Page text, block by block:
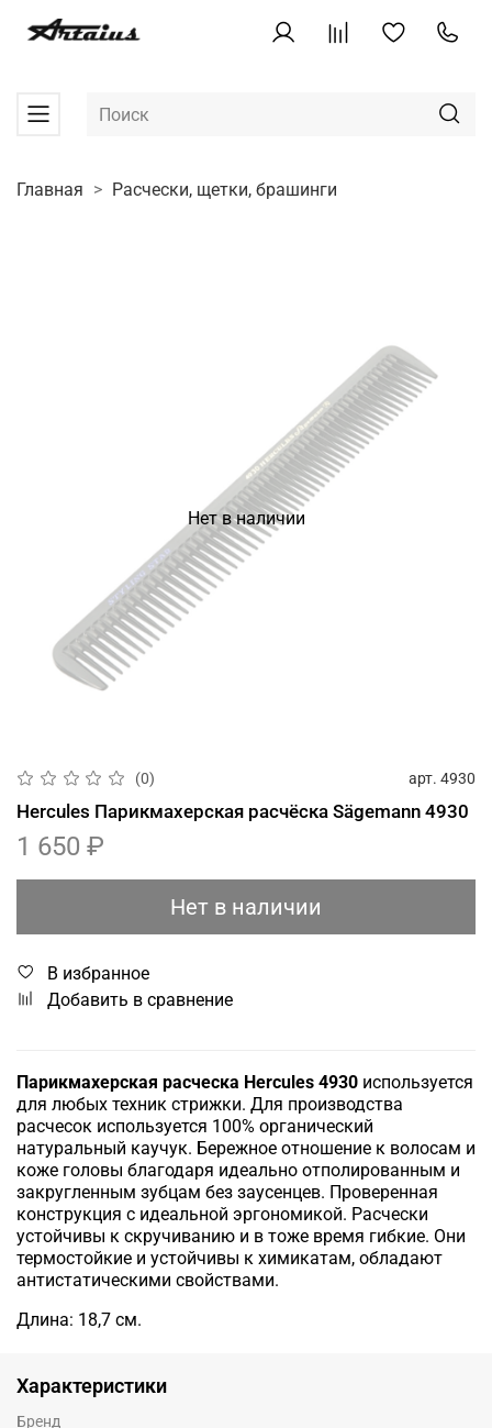
Главная Расчески, щетки, брашинги
Нет в наличии
(0) арт. 4930
Hercules Парикмахерская расчёска Sägemann 4930
1 650 ₽
Нет в наличии
В избранное
Добавить в сравнение
Парикмахерская расческа Hercules 4930 используется
для любых техник стрижки. Для производства
расчесок используется 100% органический
натуральный каучук. Бережное отношение к волосам и
коже головы благодаря идеально отполированным и
закругленным зубцам без заусенцев. Проверенная
конструкция с идеальной эргономикой. Расчески
устойчивы к скручиванию и в тоже время гибкие. Они
термостойкие и устойчивы к химикатам, обладают
антистатическими свойствами.
Длина: 18,7 см.
Характеристики
Бренд